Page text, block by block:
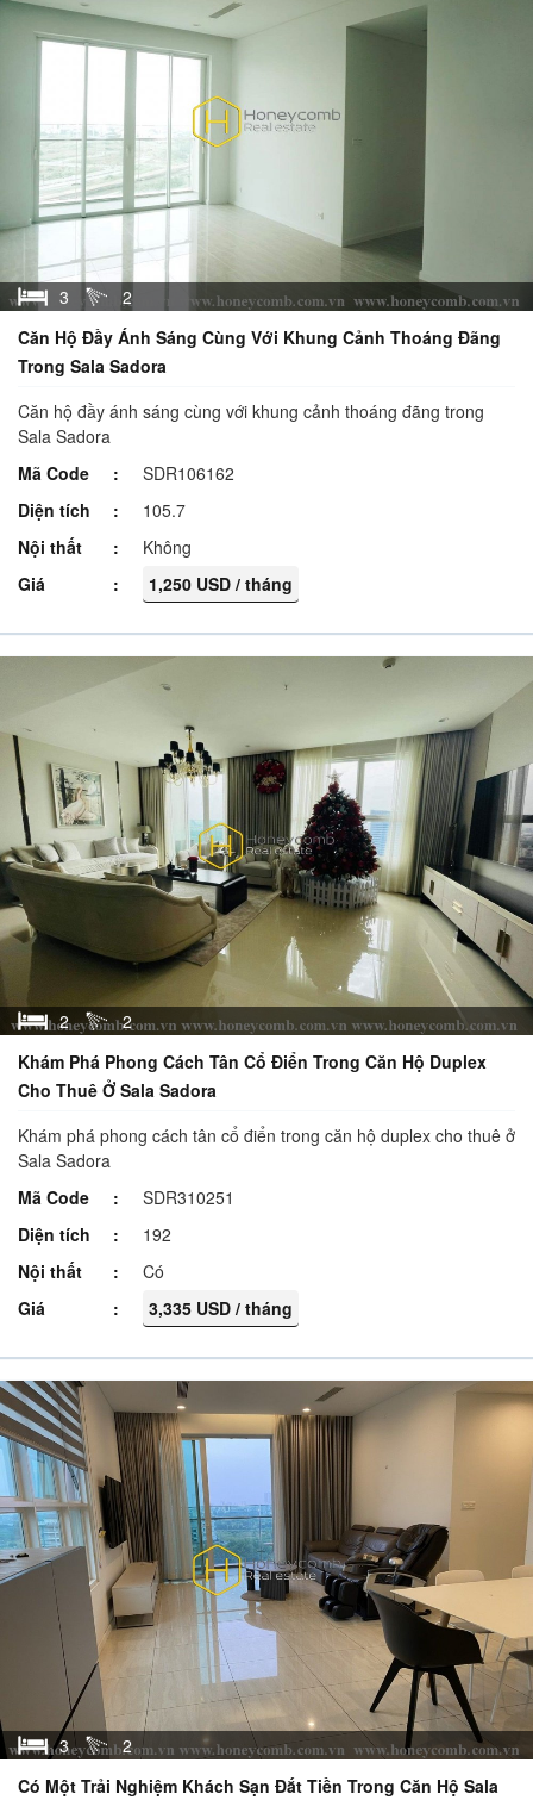
3
2
Căn Hộ Đầy Ánh Sáng Cùng Với Khung Cảnh Thoáng Đãng
Trong Sala Sadora
Căn hộ đầy ánh sáng cùng với khung cảnh thoáng đãng trong
Sala Sadora
Mã Code
SDR106162
Diện tích
105.7
Nội thất
Không
Giá
1,250 USD / tháng
2
2
Khám Phá Phong Cách Tân Cổ Điển Trong Căn Hộ Duplex
Cho Thuê Ở Sala Sadora
Khám phá phong cách tân cổ điển trong căn hộ duplex cho thuê ở
Sala Sadora
Mã Code
SDR310251
Diện tích
192
Nội thất
Có
Giá
3,335 USD / tháng
3
2
Có Một Trải Nghiệm Khách Sạn Đắt Tiền Trong Căn Hộ Sala